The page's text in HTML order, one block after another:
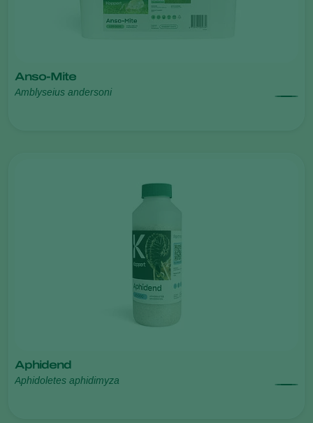
Anso-Mite
Amblyseius andersoni
Aphidend
Aphidoletes aphidimyza